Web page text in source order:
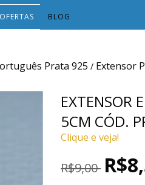
OFERTAS BLOG
Prata 925 / Extensor
EXTENSOR
5CM CÓD.
Clique e veja!
R$9,00